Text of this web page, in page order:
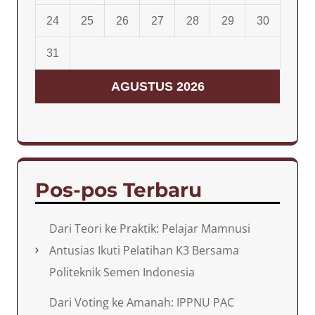
AGUSTUS 2026
24 25 26 27 28 29 30
31
Pos-pos Terbaru
Dari Teori ke Praktik: Pelajar Mamnusi
Antusias Ikuti Pelatihan K3 Bersama
Politeknik Semen Indonesia
Dari Voting ke Amanah: IPPNU PAC